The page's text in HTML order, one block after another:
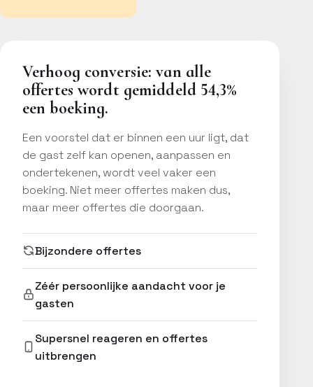
Verhoog conversie: van alle
offertes wordt gemiddeld 54,3%
een boeking.
Een voorstel dat er binnen een uur ligt, dat
de gast zelf kan openen, aanpassen en
ondertekenen, wordt veel vaker een
boeking. Niet meer offertes maken dus,
maar meer offertes die doorgaan.
Bijzondere offertes
Zéér persoonlijke aandacht voor je
gasten
Supersnel reageren en offertes
uitbrengen